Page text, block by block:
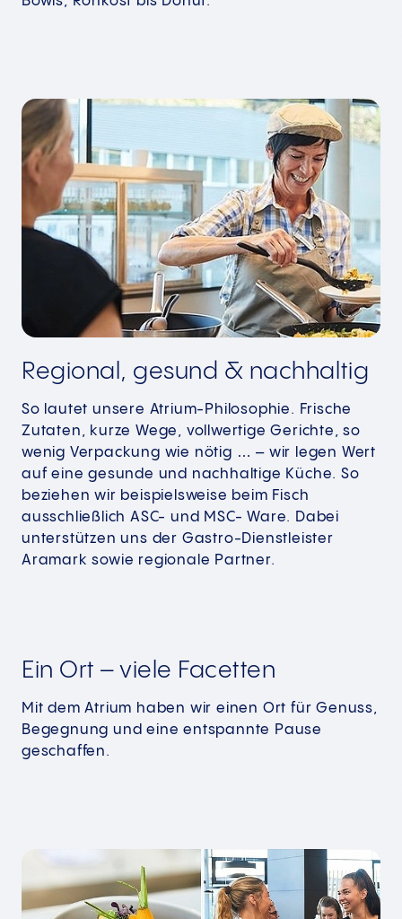
Regional, gesund & nachhaltig
So lautet unsere Atrium-Philosophie. Frische
Zutaten, kurze Wege, vollwertige Gerichte, so
wenig Verpackung wie nötig … – wir legen Wert
auf eine gesunde und nachhaltige Küche. So
beziehen wir beispielsweise beim Fisch
ausschließlich ASC- und MSC- Ware. Dabei
unterstützen uns der Gastro-Dienstleister
Aramark sowie regionale Partner.
Ein Ort – viele Facetten
Mit dem Atrium haben wir einen Ort für Genuss,
Begegnung und eine entspannte Pause
geschaffen.